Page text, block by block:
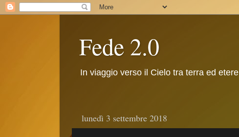
Fede 2.0
In viaggio verso il Cielo tra terra ed etere
lunedì 3 settembre 2018